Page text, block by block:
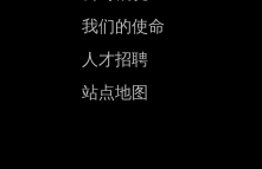
我们的使命
人才招聘
站点地图